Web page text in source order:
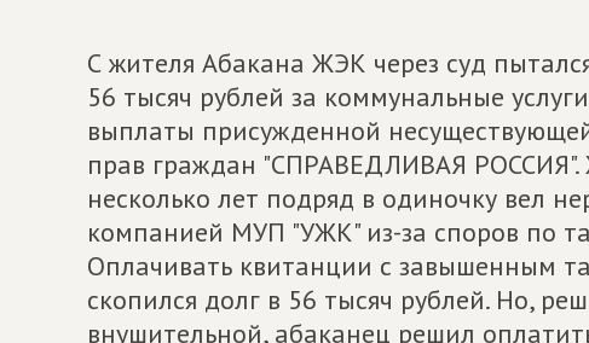
С жителя Абакана ЖЭК через суд
56 тысяч рублей за коммунальные
выплаты присужденной
прав граждан "СПРАВЕДЛИВАЯ РОССИЯ".
несколько лет подряд в одиночку вел
компанией МУП "УЖК" из-за споров по
Оплачивать квитанции с завышенным
скопился долг в 56 тысяч рублей. Но,
внушительной, абаканец решил